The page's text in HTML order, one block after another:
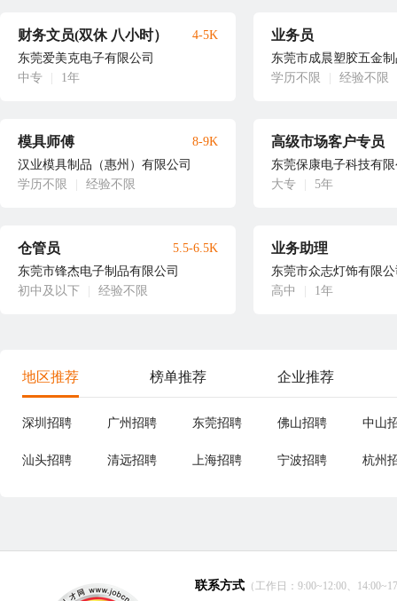
财务文员(双休 八小时）
东莞爱美克电子有限公司
中专
1年
4-5K 业务员
东莞市成晨塑胶五金
学历不限
经验不限
模具师傅
汉业模具制品（惠州）有限公司
学历不限
经验不限
8-9K 高级市场客户专员
东莞保康电子科技有
大专
5年
仓管员
东莞市锋杰电子制品有限公司
初中及以下
经验不限
5.5-6.5K 业务助理
东莞市众志灯饰有限
高中
1年
地区推荐 榜单推荐 企业推荐
深圳招聘 广州招聘 东莞招聘 佛山招聘 中山
汕头招聘 清远招聘 上海招聘 宁波招聘 杭州
联系方式 （工作日：9:00~12:00、